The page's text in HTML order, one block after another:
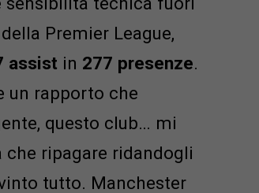
Premier League,
assist in 277 presenze.
un rapporto che
questo club… mi
ripagare ridandogli
tutto. Manchester